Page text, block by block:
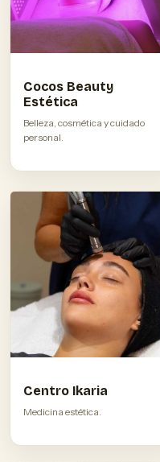
Cocos Beauty
Estética
Belleza, cosmética y cuidado
personal.
Centro Ikaria
Medicina estética.